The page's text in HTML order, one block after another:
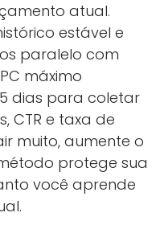
atual.
estável e
paralelo com
máximo
dias para coletar
CTR e taxa de
muito, aumente o
protege sua
você aprende